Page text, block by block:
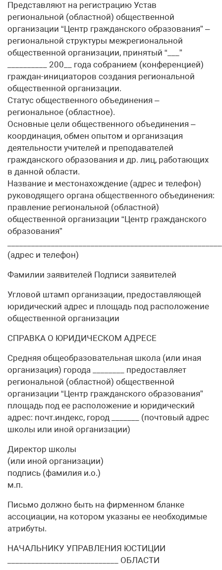
Представляют на регистрацию Устав
региональной (областной) общественной
организации “Центр гражданского образования” –
региональной структуры межрегиональной
общественной организации, принятый “___”
__________ 200__ года собранием (конференцией)
граждан-инициаторов создания региональной
общественной организации.
Статус общественного объединения –
региональное (областное).
Основные цели общественного объединения –
координация, обмен опытом и организация
деятельности учителей и преподавателей
гражданского образования и др. лиц, работающих
в данной области.
Название и местонахождение (адрес и телефон)
руководящего органа общественного объединения:
правление региональной (областной)
общественной организации “Центр гражданского
образования”
(адрес и телефон)
Фамилии заявителей Подписи заявителей
Угловой штамп организации, предоставляющей
юридический адрес и площадь под расположение
общественной организации
СПРАВКА О ЮРИДИЧЕСКОМ АДРЕСЕ
Средняя общеобразовательная школа (или иная
организация) города ________ предоставляет
региональной (областной) общественной
организации “Центр гражданского образования”
площадь под ее расположение и юридический
адрес: почт.индекс, город _______ (почтовый адрес
школы или иной организации)
Директор школы
(или иной организации)
подпись (фамилия и.о.)
м.п.
Письмо должно быть на фирменном бланке
ассоциации, на котором указаны ее необходимые
атрибуты.
НАЧАЛЬНИКУ УПРАВЛЕНИЯ ЮСТИЦИИ
____________________________ ОБЛАСТИ